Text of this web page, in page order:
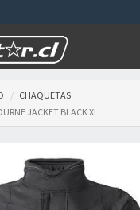
CHAQUETAS
JACKET BLACK XL